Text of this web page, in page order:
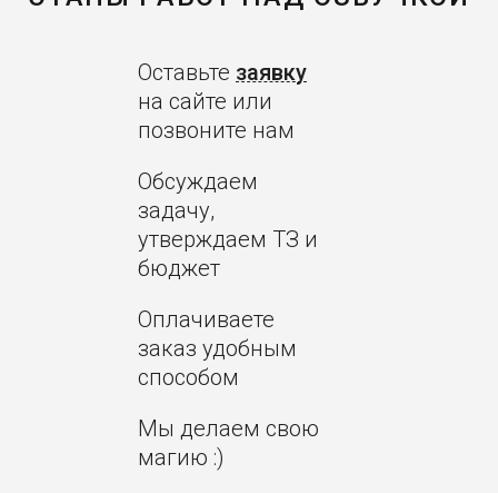
Оставьте заявку
на сайте или
позвоните нам
Обсуждаем
задачу,
утверждаем ТЗ и
бюджет
Оплачиваете
заказ удобным
способом
Мы делаем свою
магию :)